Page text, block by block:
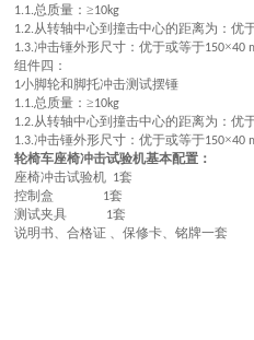
1.1.总质量：≥10kg
1.2.从转轴中心到撞击中心的距离为：优
1.3.冲击锤外形尺寸：优于或等于150×40
组件四：
1小脚轮和脚托冲击测试摆锤
1.1.总质量：≥10kg
1.2.从转轴中心到撞击中心的距离为：优
1.3.冲击锤外形尺寸：优于或等于150×40
轮椅车座椅冲击试验机基本配置：
座椅冲击试验机 1套
控制盒 1套
测试夹具 1套
说明书、合格证 、保修卡、铭牌一套